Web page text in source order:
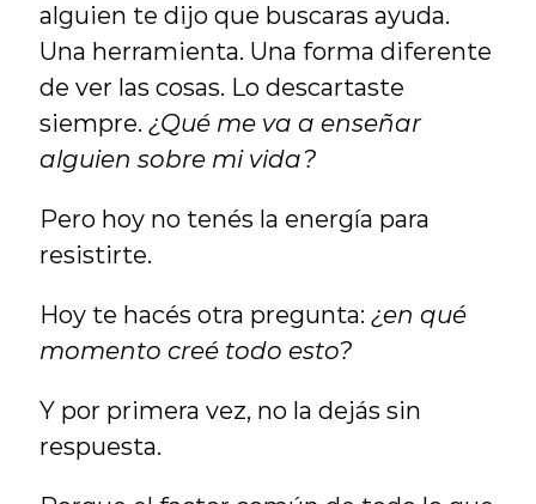
alguien te dijo que buscaras ayuda.
Una herramienta. Una forma diferente
de ver las cosas. Lo descartaste
siempre. ¿Qué me va a enseñar
alguien sobre mi vida?
Pero hoy no tenés la energía para
resistirte.
Hoy te hacés otra pregunta: ¿en qué
momento creé todo esto?
Y por primera vez, no la dejás sin
respuesta.